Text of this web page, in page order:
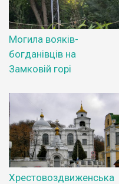
Могила вояків-
богданівців на
Замковій горі
Хрестовоздвиженська